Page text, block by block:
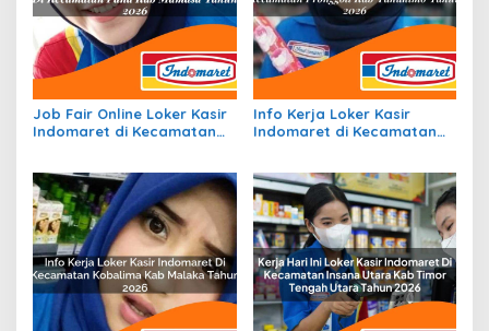
Job Fair Online Loker Kasir
Indomaret di Kecamatan
Info Kerja Loker Kasir
Indomaret di Kecamatan